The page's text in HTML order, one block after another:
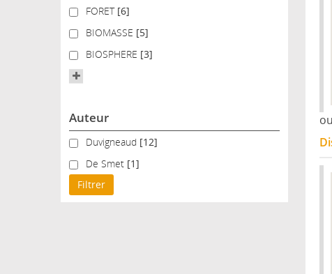
FORETFORET [6]
BIOMASSE
BIOMASSE [5]
BIOSPHERE
BIOSPHERE [3]
Auteur
Duvigneaud
Duvigneaud [12]
De SmetDe Smet [1]